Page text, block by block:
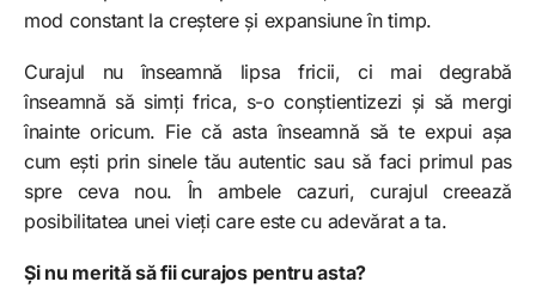
mod constant la creștere și expansiune în timp.
Curajul nu înseamnă lipsa fricii, ci mai degrabă
înseamnă să simți frica, s-o conștientizezi și să mergi
înainte oricum. Fie că asta înseamnă să te expui așa
cum ești prin sinele tău autentic sau să faci primul pas
spre ceva nou. În ambele cazuri, curajul creează
posibilitatea unei vieți care este cu adevărat a ta.
Și nu merită să fii curajos pentru asta?